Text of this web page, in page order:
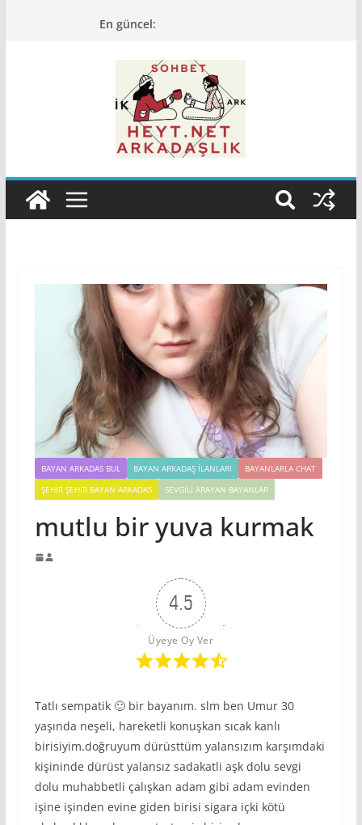
En güncel:
BAYAN ARKADAS BUL BAYAN ARKADAŞ İLANLARI
BAYANLARLA CHAT
ŞEHIR ŞEHIR BAYAN ARKADAS
SEVGILI ARAYAN BAYANLAR
mutlu bir yuva kurmak
4.5
Üyeye Oy Ver
Tatlı sempatik 🙂 bir bayanım. slm ben Umur 30
yaşında neşeli, hareketli konuşkan sıcak kanlı
birisiyim.doğruyum dürüsttüm yalansızım karşımdaki
kişininde dürüst yalansız sadakatli aşk dolu sevgi
dolu muhabbetli çalışkan adam gibi adam evinden
işine işinden evine giden birisi sigara içki kötü